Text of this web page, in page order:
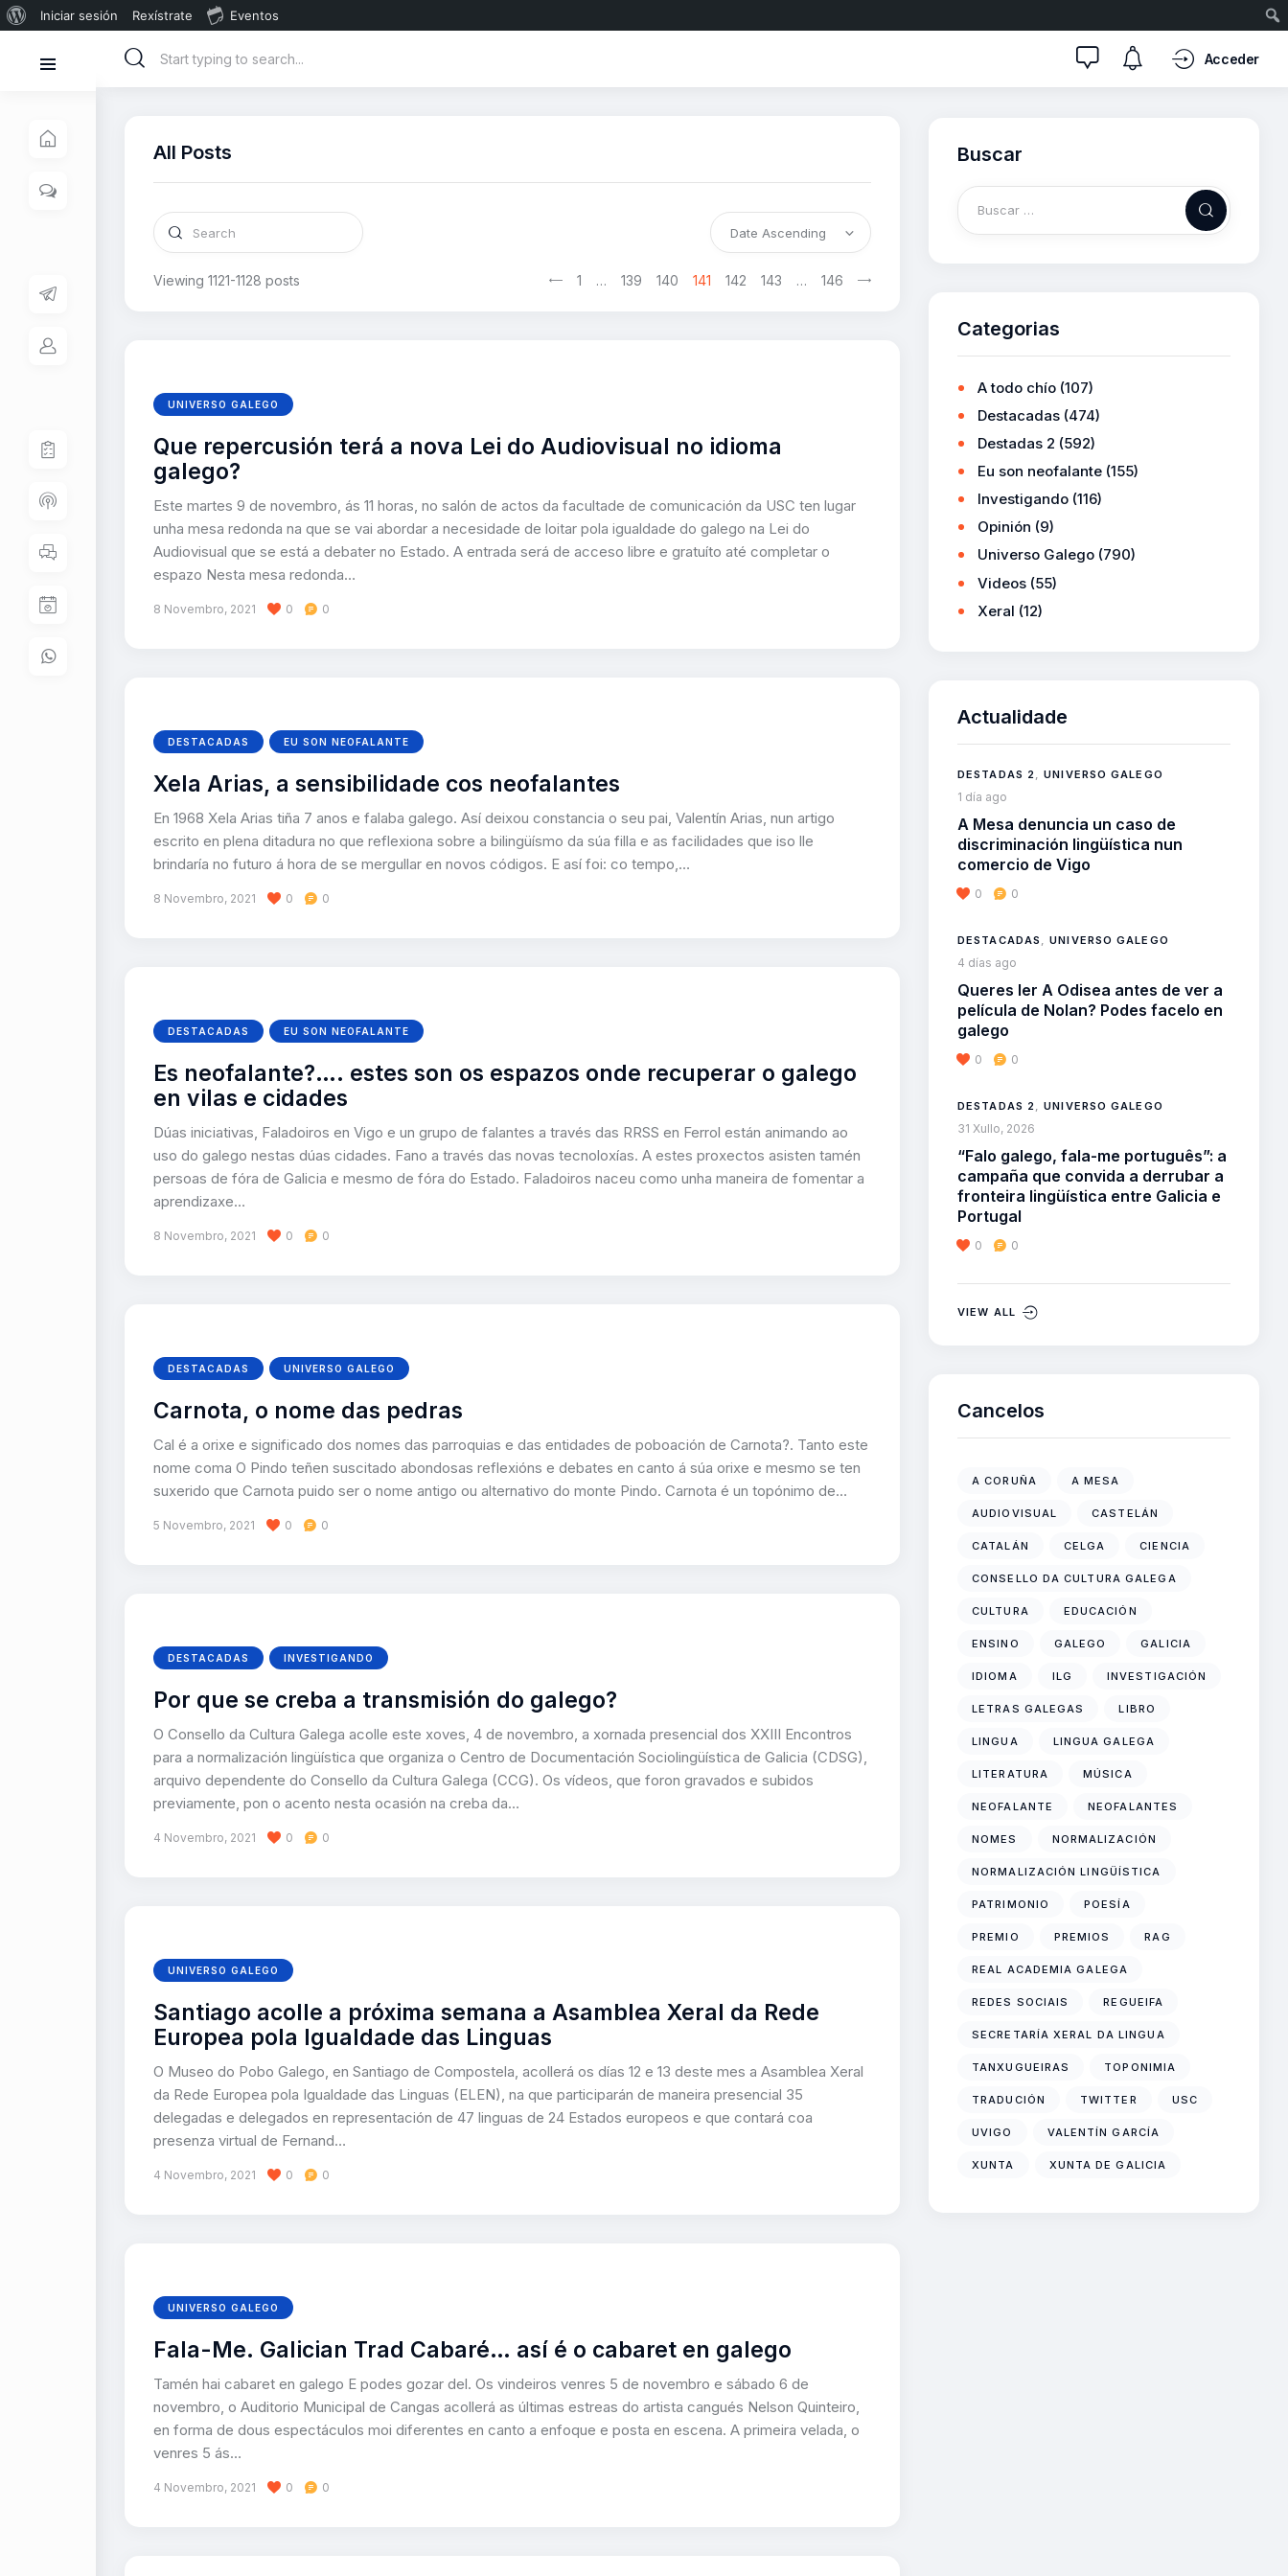
Iniciar sesión Rexístrate Eventos
Acceder
All Posts
Viewing 1121-1128 posts 1 … 139 140 141 142 143 … 146
>
UNIVERSO GALEGO
Que repercusión terá a nova Lei do Audiovisual no idioma
galego?
Este martes 9 de novembro, ás 11 horas, no salón de actos da facultade de comunicación da USC ten lugar
unha mesa redonda na que se vai abordar a necesidade de loitar pola igualdade do galego na Lei do
Audiovisual que se está a debater no Estado. A entrada será de acceso libre e gratuíto até completar o
espazo Nesta mesa redonda…
8 Novembro, 2021 0 0
DESTACADAS EU SON NEOFALANTE
Xela Arias, a sensibilidade cos neofalantes
En 1968 Xela Arias tiña 7 anos e falaba galego. Así deixou constancia o seu pai, Valentín Arias, nun artigo
escrito en plena ditadura no que reflexiona sobre a bilingüísmo da súa filla e as facilidades que iso lle
brindaría no futuro á hora de se mergullar en novos códigos. E así foi: co tempo,…
8 Novembro, 2021 0 0
DESTACADAS EU SON NEOFALANTE
Es neofalante?…. estes son os espazos onde recuperar o galego
en vilas e cidades
Dúas iniciativas, Faladoiros en Vigo e un grupo de falantes a través das RRSS en Ferrol están animando ao
uso do galego nestas dúas cidades. Fano a través das novas tecnoloxías. A estes proxectos asisten tamén
persoas de fóra de Galicia e mesmo de fóra do Estado. Faladoiros naceu como unha maneira de fomentar a
aprendizaxe…
8 Novembro, 2021 0 0
DESTACADAS UNIVERSO GALEGO
Carnota, o nome das pedras
Cal é a orixe e significado dos nomes das parroquias e das entidades de poboación de Carnota?. Tanto este
nome coma O Pindo teñen suscitado abondosas reflexións e debates en canto á súa orixe e mesmo se ten
suxerido que Carnota puido ser o nome antigo ou alternativo do monte Pindo. Carnota é un topónimo de…
5 Novembro, 2021 0 0
DESTACADAS INVESTIGANDO
Por que se creba a transmisión do galego?
O Consello da Cultura Galega acolle este xoves, 4 de novembro, a xornada presencial dos XXIII Encontros
para a normalización lingüística que organiza o Centro de Documentación Sociolingüística de Galicia (CDSG),
arquivo dependente do Consello da Cultura Galega (CCG). Os vídeos, que foron gravados e subidos
previamente, pon o acento nesta ocasión na creba da…
4 Novembro, 2021 0 0
UNIVERSO GALEGO
Santiago acolle a próxima semana a Asamblea Xeral da Rede
Europea pola Igualdade das Linguas
O Museo do Pobo Galego, en Santiago de Compostela, acollerá os días 12 e 13 deste mes a Asamblea Xeral
da Rede Europea pola Igualdade das Linguas (ELEN), na que participarán de maneira presencial 35
delegadas e delegados en representación de 47 linguas de 24 Estados europeos e que contará coa
presenza virtual de Fernand…
4 Novembro, 2021 0 0
UNIVERSO GALEGO
Fala-Me. Galician Trad Cabaré… así é o cabaret en galego
Tamén hai cabaret en galego E podes gozar del. Os vindeiros venres 5 de novembro e sábado 6 de
novembro, o Auditorio Municipal de Cangas acollerá as últimas estreas do artista cangués Nelson Quinteiro,
en forma de dous espectáculos moi diferentes en canto a enfoque e posta en escena. A primeira velada, o
venres 5 ás…
4 Novembro, 2021 0 0
Buscar
Categorias
A todo chío (107)
Destacadas (474)
Destadas 2 (592)
Eu son neofalante (155)
Investigando (116)
Opinión (9)
Universo Galego (790)
Videos (55)
Xeral (12)
Actualidade
DESTADAS 2 ,UNIVERSO GALEGO
1 día ago
A Mesa denuncia un caso de
discriminación lingüística nun
comercio de Vigo
0 0
DESTACADAS ,UNIVERSO GALEGO
4 días ago
Queres ler A Odisea antes de ver a
película de Nolan? Podes facelo en
galego
0 0
DESTADAS 2 ,UNIVERSO GALEGO
31 Xullo, 2026
“Falo galego, fala-me português”: a
campaña que convida a derrubar a
fronteira lingüística entre Galicia e
Portugal
0 0
VIEW ALL
Cancelos
A CORUÑA A MESA
AUDIOVISUAL CASTELÁN
CATALÁN CELGA CIENCIA
CONSELLO DA CULTURA GALEGA
CULTURA EDUCACIÓN
ENSINO GALEGO GALICIA
IDIOMA ILG INVESTIGACIÓN
LETRAS GALEGAS LIBRO
LINGUA LINGUA GALEGA
LITERATURA MÚSICA
NEOFALANTE NEOFALANTES
NOMES NORMALIZACIÓN
NORMALIZACIÓN LINGÜÍSTICA
PATRIMONIO POESÍA
PREMIO PREMIOS RAG
REAL ACADEMIA GALEGA
REDES SOCIAIS REGUEIFA
SECRETARÍA XERAL DA LINGUA
TANXUGUEIRAS TOPONIMIA
TRADUCIÓN TWITTER USC
UVIGO VALENTÍN GARCÍA
XUNTA XUNTA DE GALICIA